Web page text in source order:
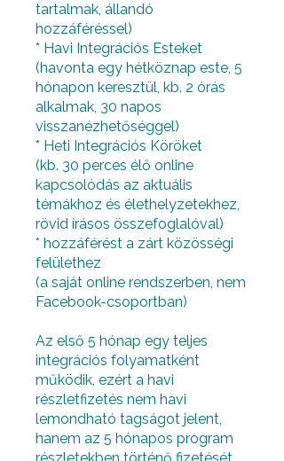
tartalmak, állandó
hozzáféréssel)
* Havi Integrációs Esteket
(havonta egy hétköznap este, 5
hónapon keresztül, kb. 2 órás
alkalmak, 30 napos
visszanézhetőséggel)
* Heti Integrációs Köröket
(kb. 30 perces élő online
kapcsolódás az aktuális
témákhoz és élethelyzetekhez,
rövid írásos összefoglalóval)
* hozzáférést a zárt közösségi
felülethez
(a saját online rendszerben, nem
Facebook-csoportban)
Az első 5 hónap egy teljes
integrációs folyamatként
működik, ezért a havi
részletfizetés nem havi
lemondható tagságot jelent,
hanem az 5 hónapos program